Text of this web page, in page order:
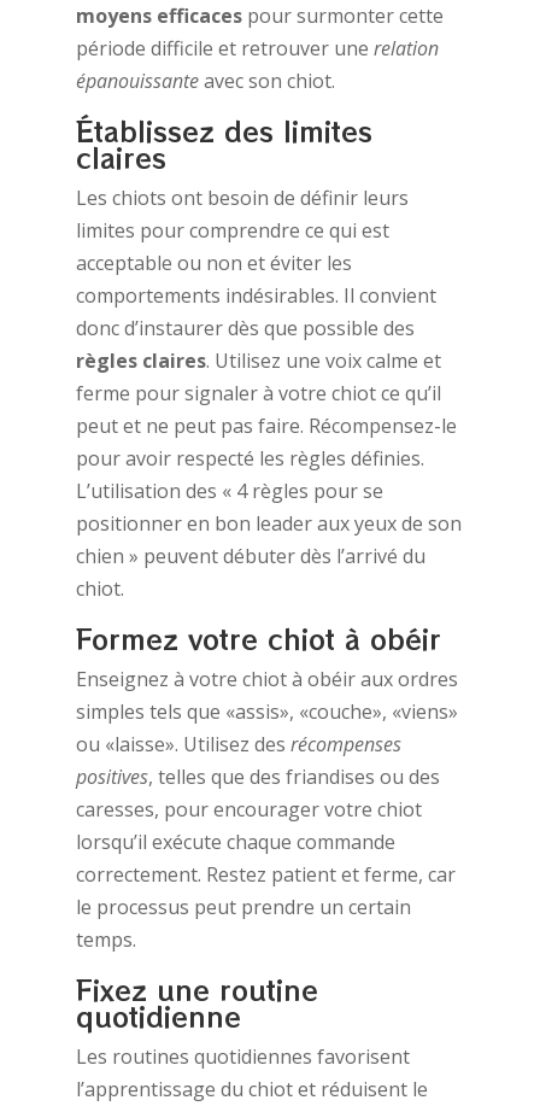
moyens efficacespour surmonter cette
période difficile et retrouver une relation
épanouissanteavec son chiot.
Établissez des limites
claires
Les chiots ont besoin de définir leurs
limites pour comprendre ce qui est
acceptable ou non et éviter les
comportements indésirables. Il convient
donc d’instaurer dès que possible des
règles claires. Utilisez une voix calme et
ferme pour signaler à votre chiot ce qu’il
peut et ne peut pas faire. Récompensez-le
pour avoir respecté les règles définies.
L’utilisation des « 4 règles pour se
positionner en bon leader aux yeux de son
chien » peuvent débuter dès l’arrivé du
chiot.
Formez votre chiot à obéir
Enseignez à votre chiot à obéir aux ordres
simples tels que «assis», «couche», «viens»
ou «laisse». Utilisez des récompenses
positives, telles que des friandises ou des
caresses, pour encourager votre chiot
lorsqu’il exécute chaque commande
correctement. Restez patient et ferme, car
le processus peut prendre un certain
temps.
Fixez une routine
quotidienne
Les routines quotidiennes favorisent
l’apprentissage du chiot et réduisent le